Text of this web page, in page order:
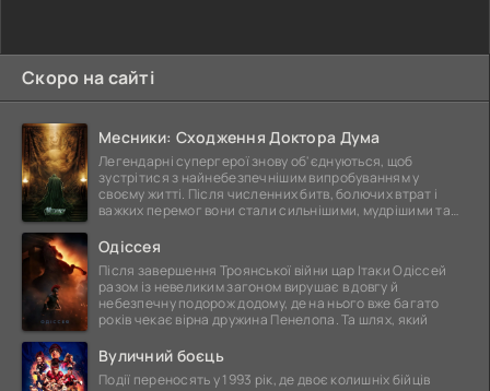
Скоро на сайті
Месники: Сходження Доктора Дума
Легендарні супергерої знову об'єднуються, щоб
зустрітися з найнебезпечнішим випробуванням у
своєму житті. Після численних битв, болючих втрат і
важких перемог вони стали сильнішими, мудрішими та
Одіссея
Після завершення Троянської війни цар Ітаки Одіссей
разом із невеликим загоном вирушає в довгу й
небезпечну подорож додому, де на нього вже багато
років чекає вірна дружина Пенелопа. Та шлях, який
Вуличний боєць
Події переносять у 1993 рік, де двоє колишніх бійців